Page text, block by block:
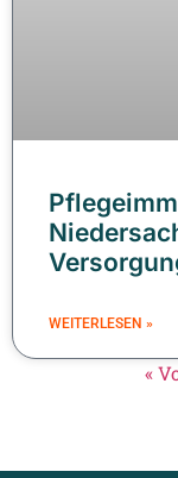
WEITERLESEN »
«